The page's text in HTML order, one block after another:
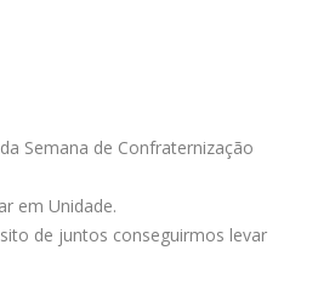
Semana de Confraternização
em Unidade.
de juntos conseguirmos levar